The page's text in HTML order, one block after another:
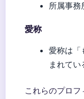
所属事務
愛称
愛称は「
まれてい
これらのプロ